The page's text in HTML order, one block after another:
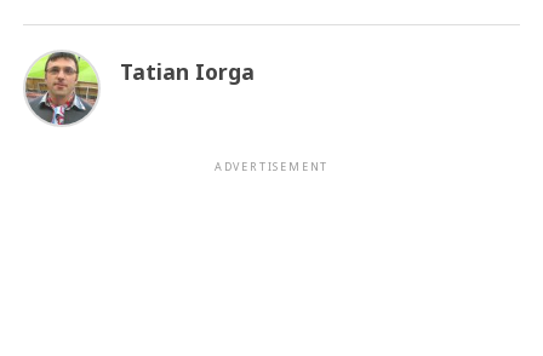
Tatian Iorga
ADVERTISEMENT